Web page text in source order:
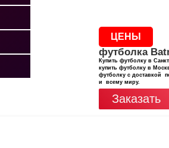
ЦЕНЫ
футболка
Купить футболку в
купить футболку в
футболку с доставкой
и всему миру.
Заказать